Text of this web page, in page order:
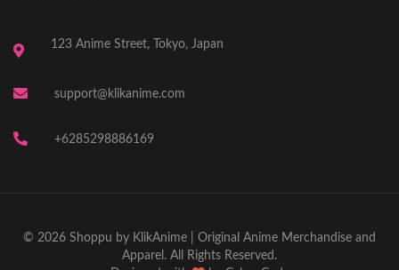
123 Anime Street, Tokyo, Japan
support@klikanime.com
+6285298886169
© 2026 Shoppu by KlikAnime | Original Anime Merchandise and
Apparel. All Rights Reserved.